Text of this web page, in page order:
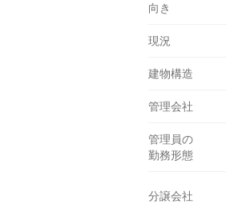
向き
現況
建物構造
管理会社
管理員の
勤務形態
分譲会社